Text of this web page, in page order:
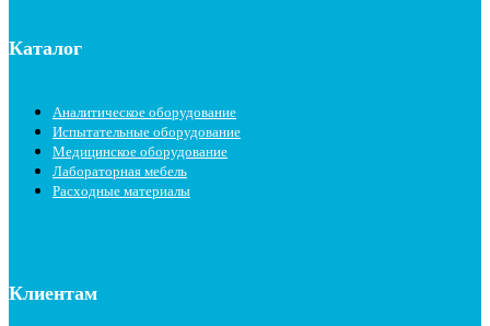
Каталог
Аналитическое оборудование
Испытательные оборудование
Медицинское оборудование
Лабораторная мебель
Расходные материалы
Клиентам